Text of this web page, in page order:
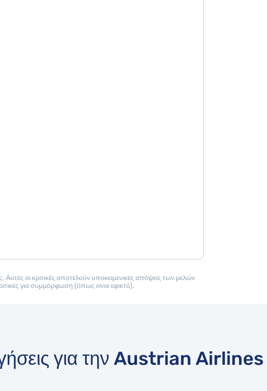
οι κριτικές αποτελούν υποκειμενικές απόψεις των μελών
για συμμόρφωση (όπως είναι εφικτό).
για την Austrian Airlines